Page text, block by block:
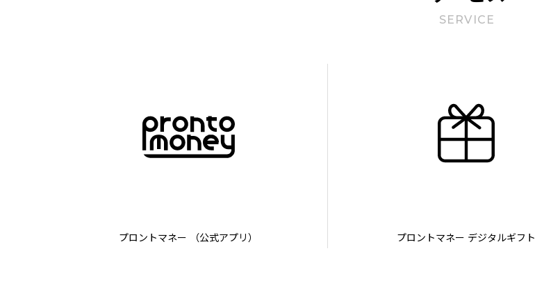
SERVICE
プロントマネー （公式アプリ） プロントマネー デジタルギフト